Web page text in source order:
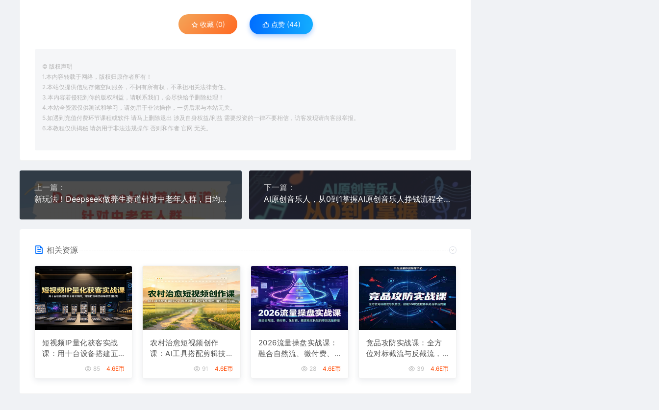
收藏 (0) 点赞 (44)
© 版权声明
1.本内容转载于网络，版权归原作者所有！
2.本站仅提供信息存储空间服务，不拥有所有权，不承担相关法律责任。
3.本内容若侵犯到你的版权利益，请联系我们，会尽快给予删除处理！
4.本站全资源仅供测试和学习，请勿用于非法操作，一切后果与本站无关。
5.如遇到充值付费环节课程或软件 请马上删除退出 涉及自身权益/利益 需要投资的一律不要相信，访客发现请向客服举报。
6.本教程仅供揭秘 请勿用于非法违规操作 否则和作者 官网 无关。
上一篇：
新玩法！Deepseek做养生赛道针对中老年人群，日均收益6张+
下一篇：
AI原创音乐人，从0到1掌握AI原创音乐人挣钱流程全解析，在家可做的AI副业
相关资源
短视频IP量化获客实战
课：用十台设备搭建五
十账号矩阵，精准打造
85 4.6E币
农村治愈短视频创作
课：AI工具搭配剪辑技
巧，零基础快速制作高
91 4.6E币
2026流量操盘实战课：
融合自然流、微付费、
强付费，搭建稳定长效
28 4.6E币
竞品攻防实战课：全方
位对标截流与反截流，
搭建360度监控体系抢
39 4.6E币